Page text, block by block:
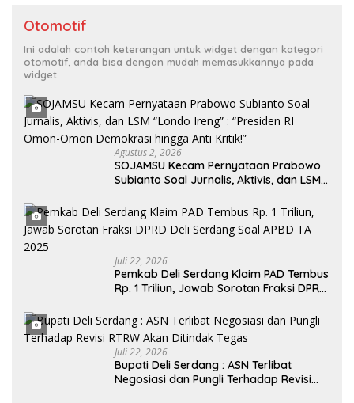
Otomotif
Ini adalah contoh keterangan untuk widget dengan kategori
otomotif, anda bisa dengan mudah memasukkannya pada
widget.
Agustus 2, 2026
SOJAMSU Kecam Pernyataan Prabowo
Subianto Soal Jurnalis, Aktivis, dan LSM
Omon Demokrasi hingga Anti Kritik!”
Juli 22, 2026
Pemkab Deli Serdang Klaim PAD Tembus
Rp. 1 Triliun, Jawab Sorotan Fraksi DPRD
Juli 22, 2026
Bupati Deli Serdang : ASN Terlibat
Negosiasi dan Pungli Terhadap Revisi